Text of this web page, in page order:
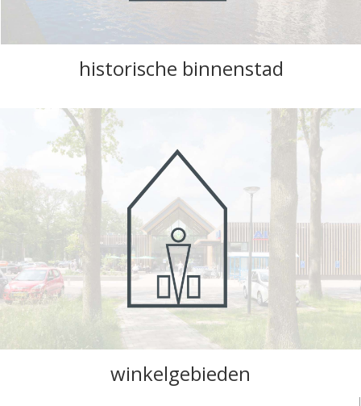
historische binnenstad
winkelgebieden